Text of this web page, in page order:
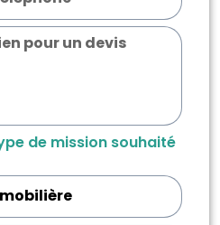
de mission souhaité